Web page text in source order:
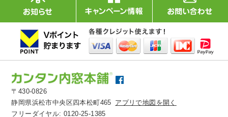
〒430-0826
静岡県浜松市中央区四本松町465 アプリで地図を開く
フリーダイヤル:0120-25-1385